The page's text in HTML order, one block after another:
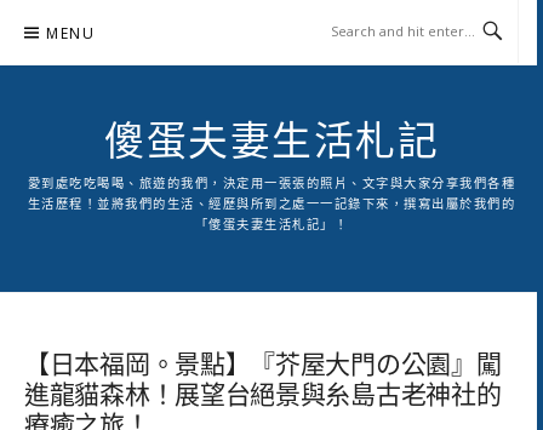
content
MENU
傻蛋夫妻生活札記
愛到處吃吃喝喝、旅遊的我們，決定用一張張的照片、文字與大家分享我們各種
生活歷程！並將我們的生活、經歷與所到之處一一記錄下來，撰寫出屬於我們的
「傻蛋夫妻生活札記」！
【日本福岡。景點】『芥屋大門の公園』闖
進龍貓森林！展望台絕景與糸島古老神社的